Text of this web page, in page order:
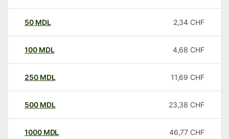
50 MDL 2,34 CHF
100 MDL 4,68 CHF
250 MDL 11,69 CHF
500 MDL 23,38 CHF
1000 MDL 46,77 CHF